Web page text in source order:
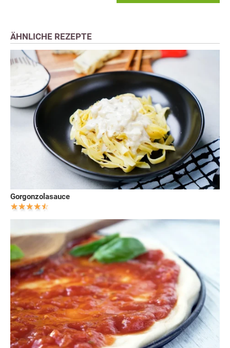
ÄHNLICHE REZEPTE
Gorgonzolasauce